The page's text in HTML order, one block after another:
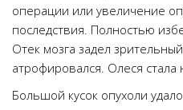
операции или увеличение
последствия. Полностью
Отек мозга задел
атрофировался. Олеся стала
Большой кусок опухоли